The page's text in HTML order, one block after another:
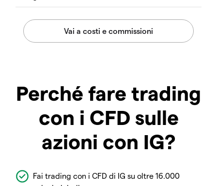
Perché fare trading
con i CFD sulle
azioni con IG?
Fai trading con i CFD di IG su oltre 16.000